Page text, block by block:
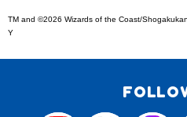
TM and ©2026 Wizards of the Coast/
Y